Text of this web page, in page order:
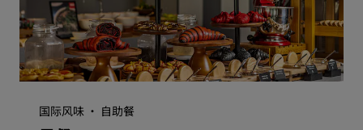
国际风味 · 自助餐